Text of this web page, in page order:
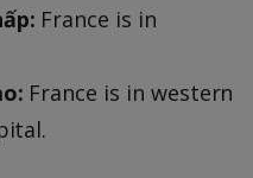
France is in
France is in western